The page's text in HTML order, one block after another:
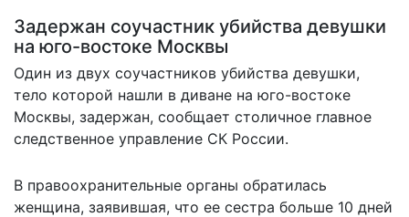
Задержан соучастник убийства девушки
на юго-востоке Москвы
Один из двух соучастников убийства девушки,
тело которой нашли в диване на юго-востоке
Москвы, задержан, сообщает столичное главное
следственное управление СК России.
В правоохранительные органы обратилась
женщина, заявившая, что ее сестра больше 10 дней